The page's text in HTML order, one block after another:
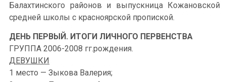
Балахтинского районов и выпускница Кожановской
средней школы с красноярской пропиской.
ДЕНЬ ПЕРВЫЙ. ИТОГИ ЛИЧНОГО ПЕРВЕНСТВА
ГРУППА 2006-2008 гг.рождения.
ДЕВУШКИ
1 место — Зыкова Валерия;